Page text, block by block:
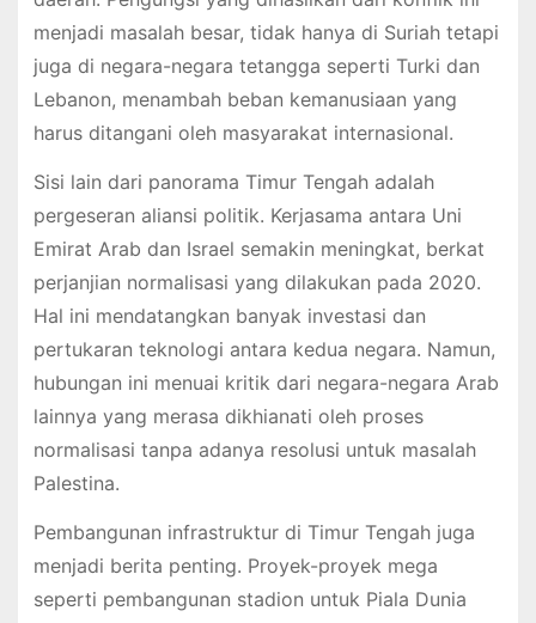
menjadi masalah besar, tidak hanya di Suriah tetapi
juga di negara-negara tetangga seperti Turki dan
Lebanon, menambah beban kemanusiaan yang
harus ditangani oleh masyarakat internasional.
Sisi lain dari panorama Timur Tengah adalah
pergeseran aliansi politik. Kerjasama antara Uni
Emirat Arab dan Israel semakin meningkat, berkat
perjanjian normalisasi yang dilakukan pada 2020.
Hal ini mendatangkan banyak investasi dan
pertukaran teknologi antara kedua negara. Namun,
hubungan ini menuai kritik dari negara-negara Arab
lainnya yang merasa dikhianati oleh proses
normalisasi tanpa adanya resolusi untuk masalah
Palestina.
Pembangunan infrastruktur di Timur Tengah juga
menjadi berita penting. Proyek-proyek mega
seperti pembangunan stadion untuk Piala Dunia